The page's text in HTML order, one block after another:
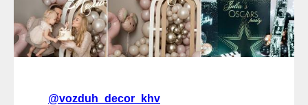
@vozduh_decor_khv